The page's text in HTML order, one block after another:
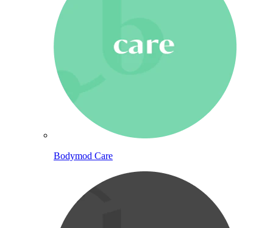
Bodymod Care